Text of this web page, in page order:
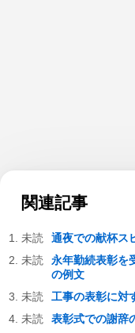
関連記事
通夜での献杯ス
永年勤続表彰を
の例文
工事の表彰に対
表彰式での謝辞